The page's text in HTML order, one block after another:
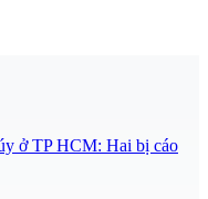
ở TP HCM: Hai bị cáo